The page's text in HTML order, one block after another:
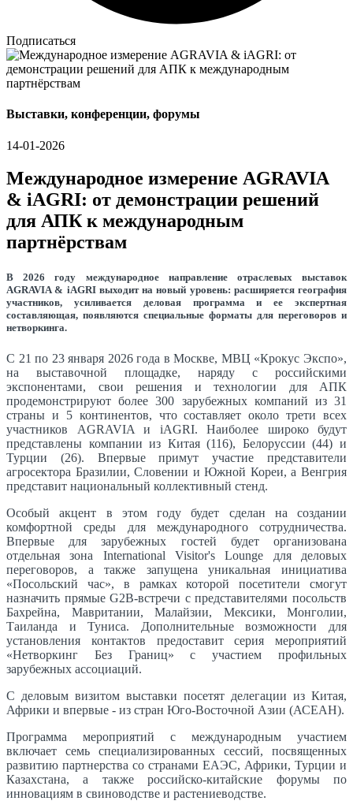
Подписаться
Выставки, конференции, форумы
14-01-2026
Международное измерение AGRAVIA
& iAGRI: от демонстрации решений
для АПК к международным
партнёрствам
В 2026 году международное направление отраслевых выставок
AGRAVIA & iAGRI выходит на новый уровень: расширяется география
участников, усиливается деловая программа и ее экспертная
составляющая, появляются специальные форматы для переговоров и
нетворкинга.
С 21 по 23 января 2026 года в Москве, МВЦ «Крокус Экспо»,
на выставочной площадке, наряду с российскими
экспонентами, свои решения и технологии для АПК
продемонстрируют более 300 зарубежных компаний из 31
страны и 5 континентов, что составляет около трети всех
участников AGRAVIA и iAGRI. Наиболее широко будут
представлены компании из Китая (116), Белоруссии (44) и
Турции (26). Впервые примут участие представители
агросектора Бразилии, Словении и Южной Кореи, а Венгрия
представит национальный коллективный стенд.
Особый акцент в этом году будет сделан на создании
комфортной среды для международного сотрудничества.
Впервые для зарубежных гостей будет организована
отдельная зона International Visitor's Lounge для деловых
переговоров, а также запущена уникальная инициатива
«Посольский час», в рамках которой посетители смогут
назначить прямые G2B-встречи с представителями посольств
Бахрейна, Мавритании, Малайзии, Мексики, Монголии,
Таиланда и Туниса. Дополнительные возможности для
установления контактов предоставит серия мероприятий
«Нетворкинг Без Границ» с участием профильных
зарубежных ассоциаций.
С деловым визитом выставки посетят делегации из Китая,
Африки и впервые - из стран Юго-Восточной Азии (АСЕАН).
Программа мероприятий с международным участием
включает семь специализированных сессий, посвященных
развитию партнерства со странами ЕАЭС, Африки, Турции и
Казахстана, а также российско-китайские форумы по
инновациям в свиноводстве и растениеводстве.